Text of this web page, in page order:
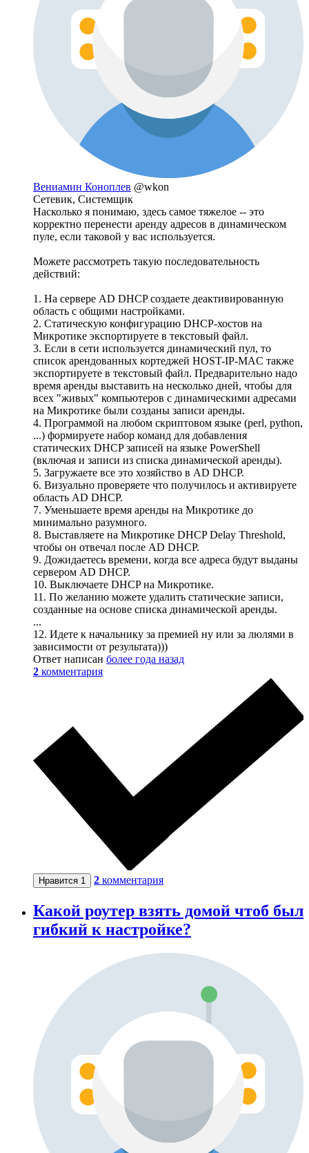
Вениамин Коноплев @wkon
Сетевик, Системщик
Насколько я понимаю, здесь самое тяжелое -- это
корректно перенести аренду адресов в динамическом
пуле, если таковой у вас используется.
Можете рассмотреть такую последовательность
действий:
1. На сервере AD DHCP создаете деактивированную
область с общими настройками.
2. Статическую конфигурацию DHCP-хостов на
Микротике экспортируете в текстовый файл.
3. Если в сети используется динамический пул, то
список арендованных кортеджей HOST-IP-MAC также
экспортируете в текстовый файл. Предварительно надо
время аренды выставить на несколько дней, чтобы для
всех "живых" компьютеров с динамическими адресами
на Микротике были созданы записи аренды.
4. Программой на любом скриптовом языке (perl, python,
...) формируете набор команд для добавления
статических DHCP записей на языке PowerShell
(включая и записи из списка динамической аренды).
5. Загружаете все это хозяйство в AD DHCP.
6. Визуально проверяете что получилось и активируете
область AD DHCP.
7. Уменьшаете время аренды на Микротике до
минимально разумного.
8. Выставляете на Микротике DHCP Delay Threshold,
чтобы он отвечал после AD DHCP.
9. Дожидаетесь времени, когда все адреса будут выданы
сервером AD DHCP.
10. Выключаете DHCP на Микротике.
11. По желанию можете удалить статические записи,
созданные на основе списка динамической аренды.
...
12. Идете к начальнику за премией ну или за люлями в
зависимости от результата)))
Ответ написан более года назад
2 комментария
Нравится 1 2 комментария
Какой роутер взять домой чтоб был
гибкий к настройке?